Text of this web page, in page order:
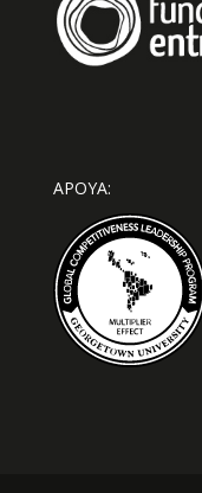
APOYA: